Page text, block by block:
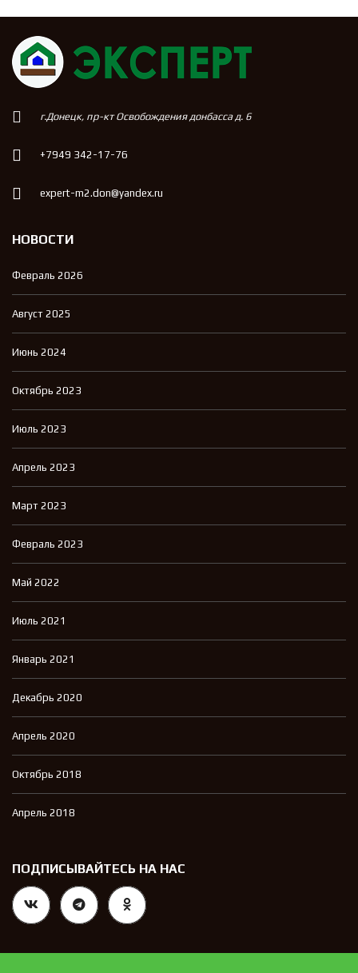
г.Донецк, пр-кт Освобождения донбасса д. 6
+7949 342-17-76
expert-m2.don@yandex.ru
НОВОСТИ
Февраль 2026
Август 2025
Июнь 2024
Октябрь 2023
Июль 2023
Апрель 2023
Март 2023
Февраль 2023
Май 2022
Июль 2021
Январь 2021
Декабрь 2020
Апрель 2020
Октябрь 2018
Апрель 2018
ПОДПИСЫВАЙТЕСЬ НА НАС